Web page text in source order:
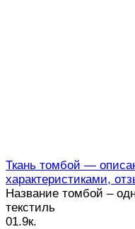
Ткань томбой —
характеристиками,
Название томбой –
текстиль
01.9к.